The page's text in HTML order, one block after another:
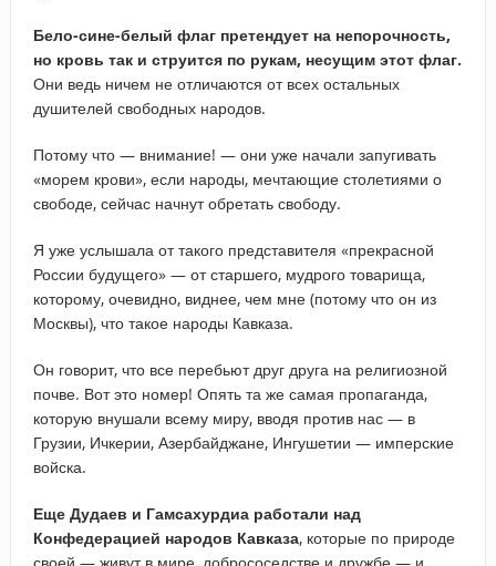
Бело-сине-белый флаг претендует на непорочность,
но кровь так и струится по рукам, несущим этот флаг.
Они ведь ничем не отличаются от всех остальных
душителей свободных народов.
Потому что — внимание! — они уже начали запугивать
«морем крови», если народы, мечтающие столетиями о
свободе, сейчас начнут обретать свободу.
Я уже услышала от такого представителя «прекрасной
России будущего» — от старшего, мудрого товарища,
которому, очевидно, виднее, чем мне (потому что он из
Москвы), что такое народы Кавказа.
Он говорит, что все перебьют друг друга на религиозной
почве. Вот это номер! Опять та же самая пропаганда,
которую внушали всему миру, вводя против нас — в
Грузии, Ичкерии, Азербайджане, Ингушетии — имперские
войска.
Еще Дудаев и Гамсахурдиа работали над
Конфедерацией народов Кавказа, которые по природе